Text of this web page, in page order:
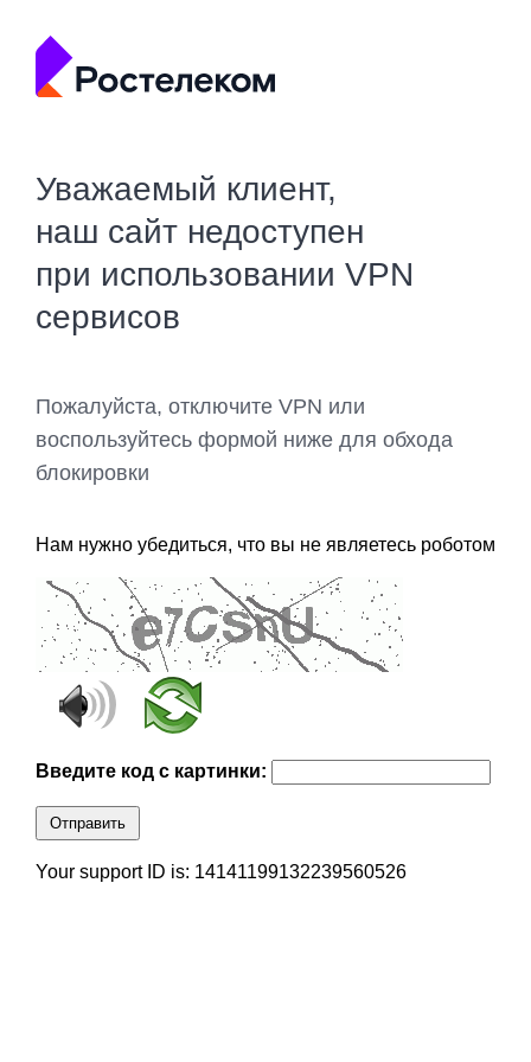
Уважаемый клиент,
наш сайт недоступен
при использовании VPN
сервисов
Пожалуйста, отключите VPN или
воспользуйтесь формой ниже для обхода
блокировки
Нам нужно убедиться, что вы не являетесь роботом
Введите код с картинки:
Отправить
Your support ID is: 14141199132239560526